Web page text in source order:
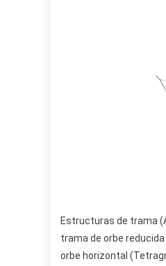
Estructuras de trama
trama de orbe
orbe horizontal